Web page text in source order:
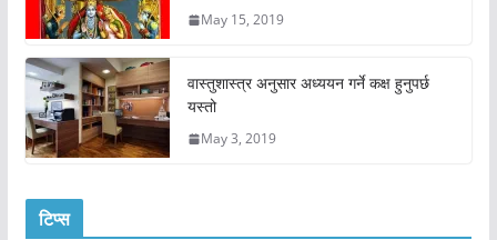
May 15, 2019
वास्तुशास्त्र अनुसार अध्ययन गर्ने कक्ष हुनुपर्छ
यस्तो
May 3, 2019
टिप्स